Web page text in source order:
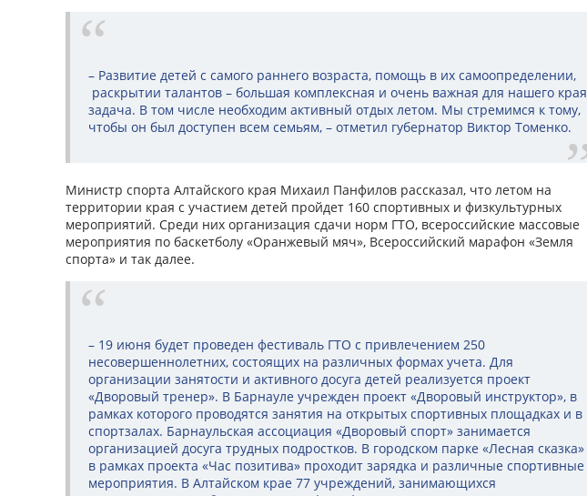
– Развитие детей с самого раннего возраста, помощь в их самоопределении,
раскрытии талантов – большая комплексная и очень важная для нашего края
задача. В том числе необходим активный отдых летом. Мы стремимся к тому,
чтобы он был доступен всем семьям, – отметил губернатор Виктор Томенко.
Министр спорта Алтайского края Михаил Панфилов рассказал, что летом на
территории края с участием детей пройдет 160 спортивных и физкультурных
мероприятий. Среди них организация сдачи норм ГТО, всероссийские массовые
мероприятия по баскетболу «Оранжевый мяч», Всероссийский марафон «Земля
спорта» и так далее.
– 19 июня будет проведен фестиваль ГТО с привлечением 250
несовершеннолетних, состоящих на различных формах учета. Для
организации занятости и активного досуга детей реализуется проект
«Дворовый тренер». В Барнауле учрежден проект «Дворовый инструктор», в
рамках которого проводятся занятия на открытых спортивных площадках и в
спортзалах. Барнаульская ассоциация «Дворовый спорт» занимается
организацией досуга трудных подростков. В городском парке «Лесная сказка»
в рамках проекта «Час позитива» проходит зарядка и различные спортивные
мероприятия. В Алтайском крае 77 учреждений, занимающихся